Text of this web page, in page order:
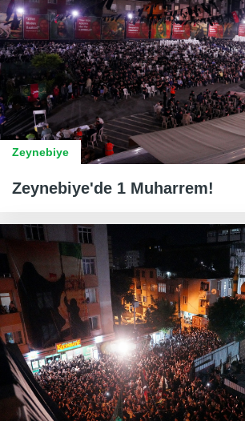
Zeynebiye
Zeynebiye'de 1 Muharrem!